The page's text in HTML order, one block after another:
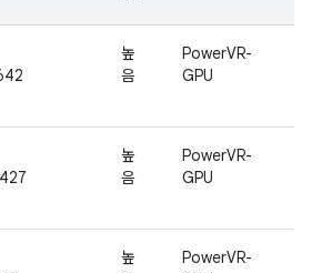
높
음
PowerVR-
GPU
높
음
PowerVR-
GPU
높
PowerVR-